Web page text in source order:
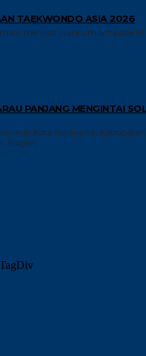
TAEKWONDO ASIA 2026
menjadi juara umum pada
PANJANG MENGINTAI
Kota Surakarta, Kabupaten